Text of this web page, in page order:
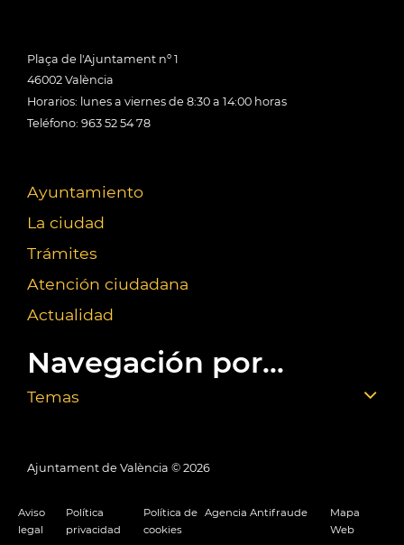
Plaça de l'Ajuntament nº 1
46002 València
Horarios: lunes a viernes de 8:30 a 14:00 horas
Teléfono: 963 52 54 78
Ayuntamiento
La ciudad
Trámites
Atención ciudadana
Actualidad
Navegación por...
Temas
Ajuntament de València © 2026
Aviso
legal
Política
privacidad
Política de
cookies
Agencia Antifraude
Mapa
Web